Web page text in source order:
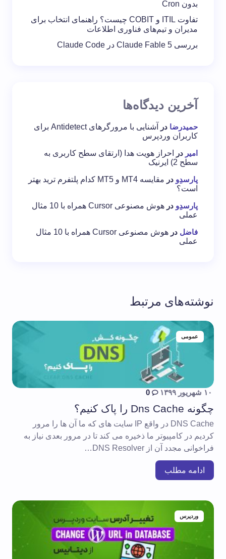
بدون Cron
تفاوت ITIL و COBIT چیست؟ راهنمای انتخاب برای
مدیران و تیم‌های فناوری اطلاعات
بررسی Claude Fable 5 در Claude Code
آخرین دیدگاه‌ها
حمیدرضا در
آشنایی با مرورگرهای Antidetect برای
کاربران وردپرس
امیر در
احراز هویت هدا (ارتقای سطح کاربری به
سطح 2) ایرنیک
پارسدِو در
مقایسه MT4 و MT5 کدام پلتفرم ترید بهتر
است؟
پارسدِو در
هوش مصنوعی Cursor همراه با 10 مثال
عملی
فاضل در
هوش مصنوعی Cursor همراه با 10 مثال
عملی
نوشته‌های مرتبط
عمومی
۱۰ شهریور ۱۳۹۹ 0
چگونه Dns Cache را پاک کنیم؟
DNS Cache در واقع IP سایت های که ما آن ها را مرور
کردیم در کامپیوتر ما ذخیره می کند تا در مرور بعدی نیاز به
فراخوانی مجدد آن از DNS Resolver…
ادامه مطلب
وردپرس